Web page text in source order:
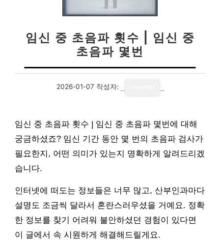
임신 중 초음파 횟수 | 임신 중
초음파 몇번
2026-01-07 작성자:
임신 중 초음파 횟수 | 임신 중 초음파 몇번에 대해
궁금하셨죠? 임신 기간 동안 몇 번의 초음파 검사가
필요한지, 어떤 의미가 있는지 명확하게 알려드리겠
습니다.
인터넷에 떠도는 정보들은 너무 많고, 산부인과마다
설명도 조금씩 달라서 혼란스러우셨을 거예요. 정확
한 정보를 찾기 어려워 불안하셨던 경험이 있다면
이 글에서 속 시원하게 해결해드릴게요.